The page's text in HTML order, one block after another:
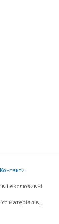
Контакти
i екслюзивнi
матеріалів,